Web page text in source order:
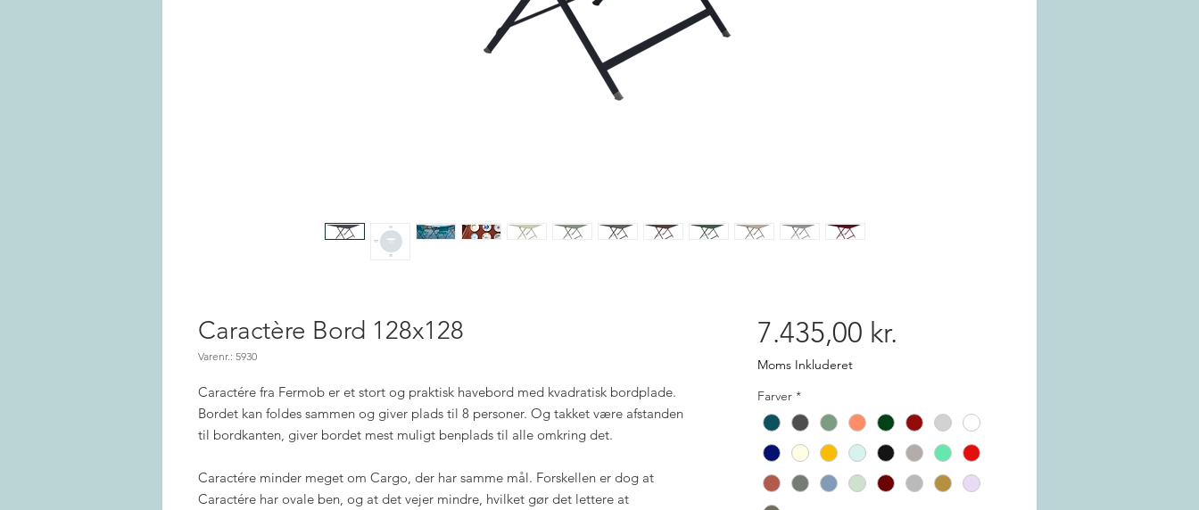
Caractère Bord 128x128
Varenr.: 5930
Caractére fra Fermob er et stort og praktisk havebord med kvadratisk bordplade.
Bordet kan foldes sammen og giver plads til 8 personer. Og takket være afstanden
til bordkanten, giver bordet mest muligt benplads til alle omkring det.
Caractére minder meget om Cargo, der har samme mål. Forskellen er dog at
Caractére har ovale ben, og at det vejer mindre, hvilket gør det lettere at
7.435,00 kr.
Moms Inkluderet
Farver *